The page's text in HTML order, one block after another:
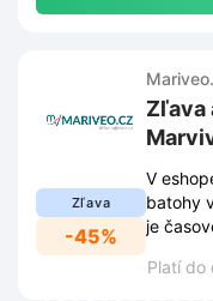
Zľava
-45%
Zľava
V
batohy
je
Platí do